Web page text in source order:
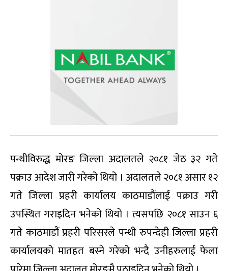
पन्थीविरुद्ध मोरङ जिल्ला अदालतले २०८१ जेठ ३२ गते
पक्राउ आदेश जारी गरेको थियो । अदालतले २०८१ असार १२
गते जिल्ला प्रहरी कार्यालय काठमाडौंलाई पक्राउ गरी
उपस्थित गराइदिन भनेको थियो । त्यसपछि २०८१ साउन ६
गते काठमाडौं प्रहरी परिसरले पन्थी रुपन्देही जिल्ला प्रहरी
कार्यालयको मातहत बस्ने गरेको भन्दै उनीहरुलाई फेला